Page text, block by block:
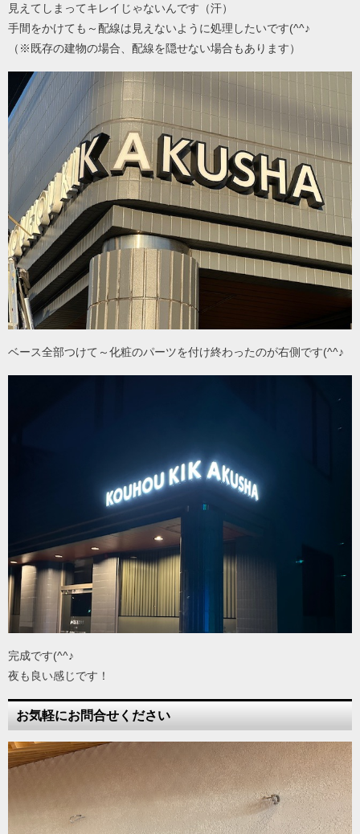
見えてしまってキレイじゃないんです（汗）
手間をかけても～配線は見えないように処理したいです(^^♪
（※既存の建物の場合、配線を隠せない場合もあります）
ベース全部つけて～化粧のパーツを付け終わったのが右側です(^^♪
完成です(^^♪
夜も良い感じです！
お気軽にお問合せください